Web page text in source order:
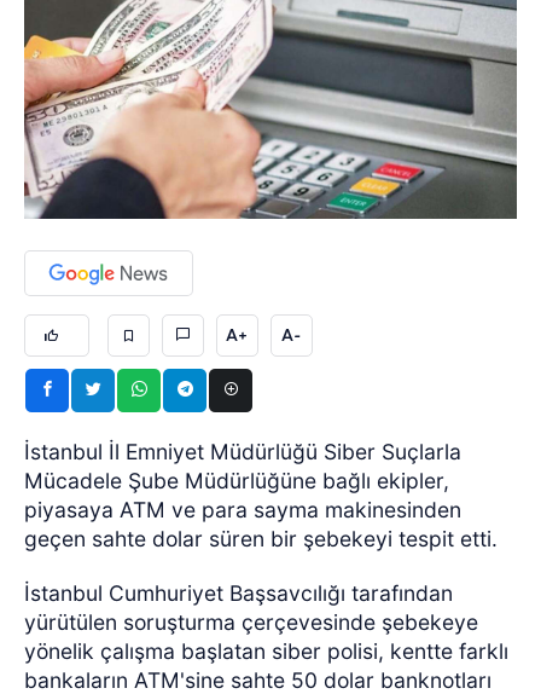
A+ A-
İstanbul İl Emniyet Müdürlüğü Siber Suçlarla
Mücadele Şube Müdürlüğüne bağlı ekipler,
piyasaya ATM ve para sayma makinesinden
geçen sahte dolar süren bir şebekeyi tespit etti.
İstanbul Cumhuriyet Başsavcılığı tarafından
yürütülen soruşturma çerçevesinde şebekeye
yönelik çalışma başlatan siber polisi, kentte farklı
bankaların ATM'sine sahte 50 dolar banknotları